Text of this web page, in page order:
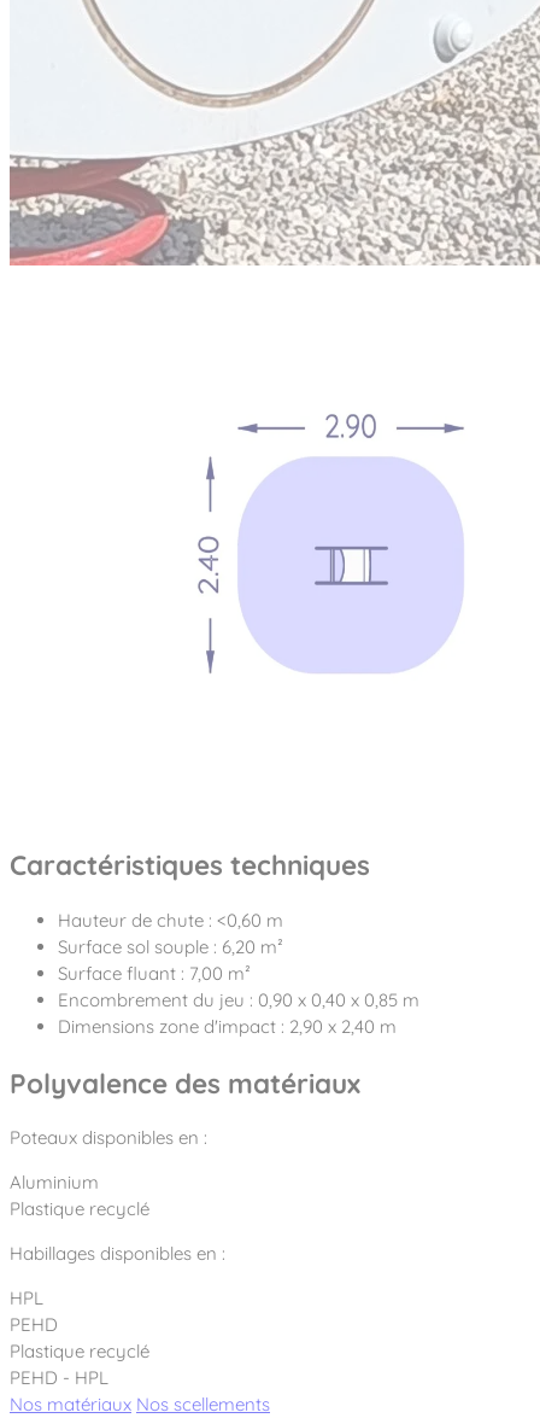
Caractéristiques techniques
Hauteur de chute : <0,60 m
Surface sol souple : 6,20 m²
Surface fluant : 7,00 m²
Encombrement du jeu : 0,90 x 0,40 x 0,85 m
Dimensions zone d'impact : 2,90 x 2,40 m
Polyvalence des matériaux
Poteaux disponibles en :
Aluminium
Plastique recyclé
Habillages disponibles en :
HPL
PEHD
Plastique recyclé
PEHD - HPL
Nos matériaux Nos scellements